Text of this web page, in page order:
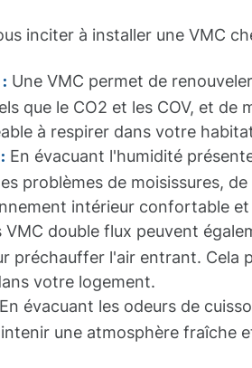
inciter à installer une VMC
Une VMC permet de
que le CO2 et les COV, et de
à respirer dans votre
En évacuant l'humidité
problèmes de moisissures,
intérieur confortable et
VMC double flux peuvent
préchauffer l'air entrant. Cela
votre logement.
En évacuant les odeurs de
une atmosphère fraîche